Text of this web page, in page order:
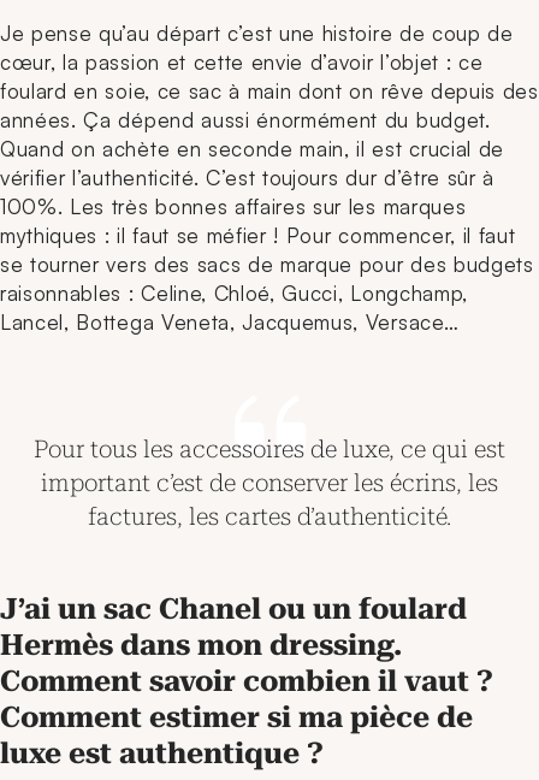
Je pense qu’au départ c’est une histoire de coup de
cœur, la passion et cette envie d’avoir l’objet : ce
foulard en soie, ce sac à main dont on rêve depuis des
années. Ça dépend aussi énormément du budget.
Quand on achète en seconde main, il est crucial de
vérifier l’authenticité. C’est toujours dur d’être sûr à
100%. Les très bonnes affaires sur les marques
mythiques : il faut se méfier ! Pour commencer, il faut
se tourner vers des sacs de marque pour des budgets
raisonnables : Celine, Chloé, Gucci, Longchamp,
Lancel, Bottega Veneta, Jacquemus, Versace…
Pour tous les accessoires de luxe, ce qui est
important c’est de conserver les écrins, les
factures, les cartes d’authenticité.
J’ai un sac Chanel ou un foulard
Hermès dans mon dressing.
Comment savoir combien il vaut ?
Comment estimer si ma pièce de
luxe est authentique ?